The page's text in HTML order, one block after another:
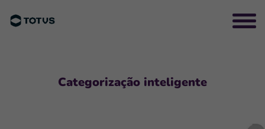
Categorização inteligente